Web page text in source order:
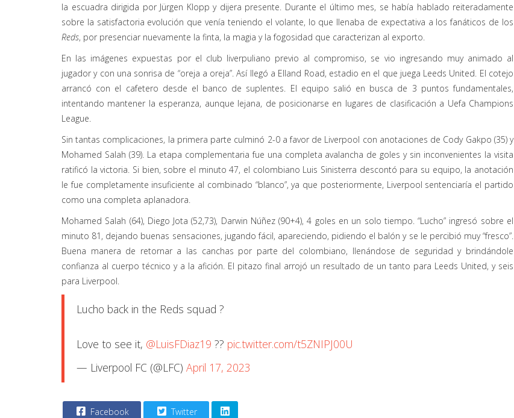
la escuadra dirigida por Jürgen Klopp y dijera presente. Durante el último mes, se había hablado reiteradamente
sobre la satisfactoria evolución que venía teniendo el volante, lo que llenaba de expectativa a los fanáticos de los
Reds, por presenciar nuevamente la finta, la magia y la fogosidad que caracterizan al exporto.
En las imágenes expuestas por el club liverpuliano previo al compromiso, se vio ingresando muy animado al
jugador y con una sonrisa de “oreja a oreja”. Así llegó a Elland Road, estadio en el que juega Leeds United. El cotejo
arrancó con el cafetero desde el banco de suplentes. El equipo salió en busca de 3 puntos fundamentales,
intentando mantener la esperanza, aunque lejana, de posicionarse en lugares de clasificación a Uefa Champions
League.
Sin tantas complicaciones, la primera parte culminó 2-0 a favor de Liverpool con anotaciones de Cody Gakpo (35) y
Mohamed Salah (39). La etapa complementaria fue una completa avalancha de goles y sin inconvenientes la visita
ratificó la victoria. Si bien, sobre el minuto 47, el colombiano Luis Sinisterra descontó para su equipo, la anotación
le fue completamente insuficiente al combinado “blanco”, ya que posteriormente, Liverpool sentenciaría el partido
como una completa aplanadora.
Mohamed Salah (64), Diego Jota (52,73), Darwin Núñez (90+4), 4 goles en un solo tiempo. “Lucho” ingresó sobre el
minuto 81, dejando buenas sensaciones, jugando fácil, apareciendo, pidiendo el balón y se le percibió muy “fresco”.
Buena manera de retornar a las canchas por parte del colombiano, llenándose de seguridad y brindándole
confianza al cuerpo técnico y a la afición. El pitazo final arrojó un resultado de un tanto para Leeds United, y seis
para Liverpool.
Lucho back in the Reds squad ?
Love to see it, @LuisFDiaz19 ?? pic.twitter.com/t5ZNIPJ00U
— Liverpool FC (@LFC) April 17, 2023
Facebook Twitter